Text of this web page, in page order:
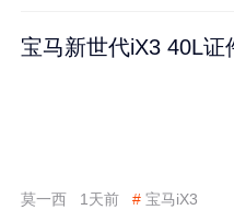
宝马新世代iX3 40L
莫一西 1天前 # 宝马iX3